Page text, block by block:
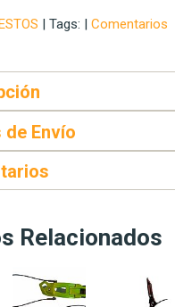
| Tags: | Comentarios
Envío
Relacionados